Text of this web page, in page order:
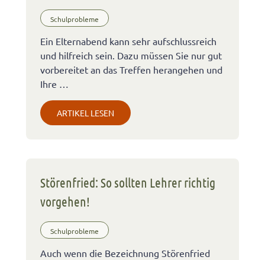
Schulprobleme
Ein Elternabend kann sehr aufschlussreich
und hilfreich sein. Dazu müssen Sie nur gut
vorbereitet an das Treffen herangehen und
Ihre …
ARTIKEL LESEN
Störenfried: So sollten Lehrer richtig
vorgehen!
Schulprobleme
Auch wenn die Bezeichnung Störenfried